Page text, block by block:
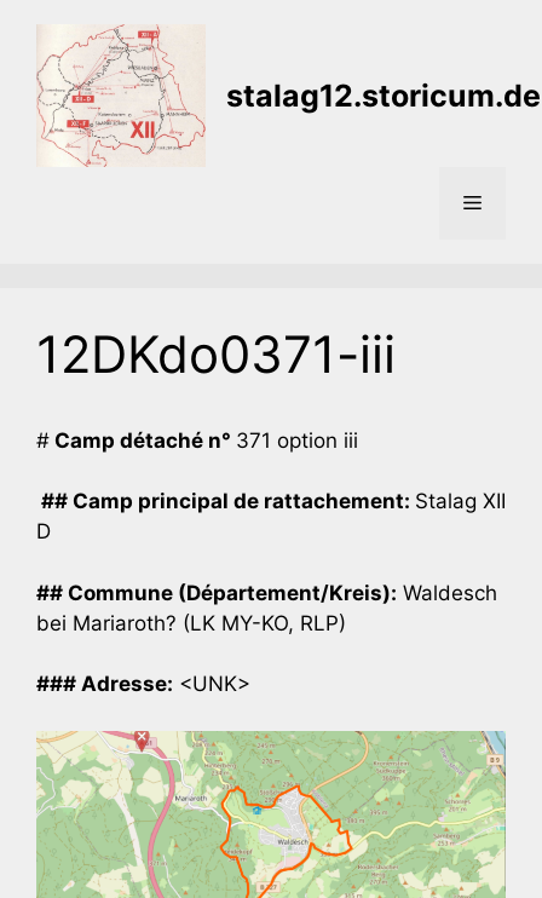
contenu
stalag12.storicum.de
Menu
12DKdo0371-iii
# Camp détaché n° 371 option iii
## Camp principal de rattachement: Stalag XII
D
## Commune (Département/Kreis): Waldesch
bei Mariaroth? (LK MY-KO, RLP)
### Adresse: <UNK>